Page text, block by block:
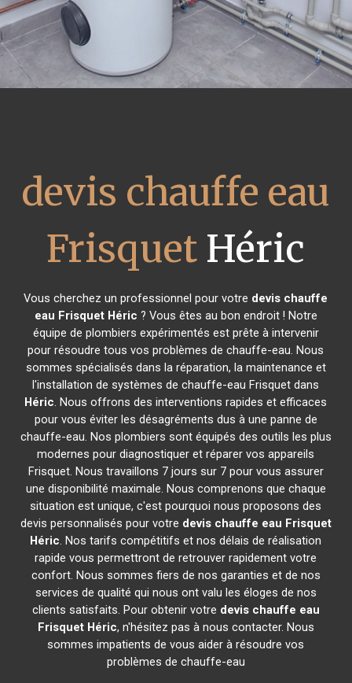
devis chauffe eau
Frisquet Héric
Vous cherchez un professionnel pour votre devis chauffe
eau Frisquet Héric ? Vous êtes au bon endroit ! Notre
équipe de plombiers expérimentés est prête à intervenir
pour résoudre tous vos problèmes de chauffe-eau. Nous
sommes spécialisés dans la réparation, la maintenance et
l'installation de systèmes de chauffe-eau Frisquet dans
Héric. Nous offrons des interventions rapides et efficaces
pour vous éviter les désagréments dus à une panne de
chauffe-eau. Nos plombiers sont équipés des outils les plus
modernes pour diagnostiquer et réparer vos appareils
Frisquet. Nous travaillons 7 jours sur 7 pour vous assurer
une disponibilité maximale. Nous comprenons que chaque
situation est unique, c'est pourquoi nous proposons des
devis personnalisés pour votre devis chauffe eau Frisquet
Héric. Nos tarifs compétitifs et nos délais de réalisation
rapide vous permettront de retrouver rapidement votre
confort. Nous sommes fiers de nos garanties et de nos
services de qualité qui nous ont valu les éloges de nos
clients satisfaits. Pour obtenir votre devis chauffe eau
Frisquet Héric, n'hésitez pas à nous contacter. Nous
sommes impatients de vous aider à résoudre vos
problèmes de chauffe-eau